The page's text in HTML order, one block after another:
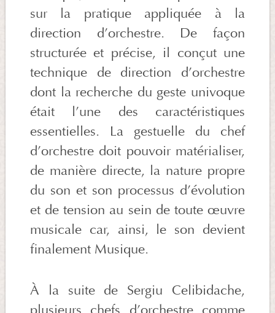
sur la pratique appliquée à la
direction d’orchestre. De façon
structurée et précise, il conçut une
technique de direction d’orchestre
dont la recherche du geste univoque
était l’une des caractéristiques
essentielles. La gestuelle du chef
d’orchestre doit pouvoir matérialiser,
de manière directe, la nature propre
du son et son processus d’évolution
et de tension au sein de toute œuvre
musicale car, ainsi, le son devient
finalement Musique.
À la suite de Sergiu Celibidache,